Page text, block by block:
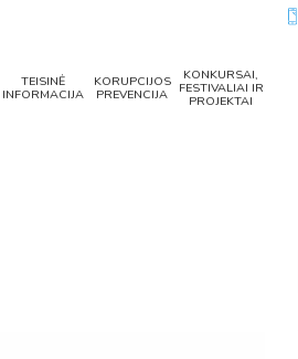
TEISINĖ
INFORMACIJA
KORUPCIJOS
PREVENCIJA
KONKURSAI,
FESTIVALIAI IR
PROJEKTAI